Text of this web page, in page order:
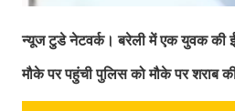
न्यूज टुडे नेटवर्क। बरेली में एक युवक की
मौके पर पहुंची पुलिस को मौके पर शराब